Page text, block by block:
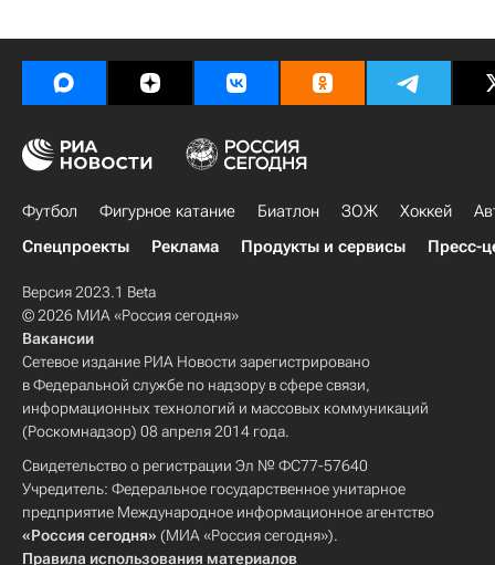
Футбол Фигурное катание Биатлон ЗОЖ Хоккей
Спецпроекты
Реклама Продукты и сервисы Пресс-
Версия 2023.1 Beta
© 2026 МИА «Россия сегодня»
Вакансии
Сетевое издание РИА Новости зарегистрировано
в Федеральной службе по надзору в сфере связи,
информационных технологий и массовых коммуникаций
(Роскомнадзор) 08 апреля 2014 года.
Свидетельство о регистрации Эл № ФС77-57640
Учредитель: Федеральное государственное унитарное
предприятие Международное информационное агентство
«Россия сегодня» (МИА «Россия сегодня»).
Правила использования материалов